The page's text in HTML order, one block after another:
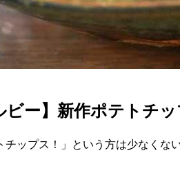
ビー】新作ポテトチ
チップス！」という方は少なく